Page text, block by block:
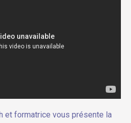
et formatrice vous présente la